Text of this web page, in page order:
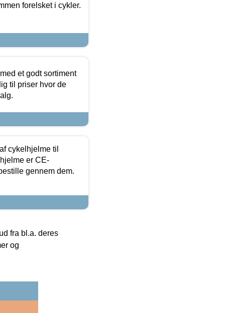
forelsket i cykler.
et godt sortiment
til priser hvor de
cykelhjelme til
er CE-
gennem dem.
fra bl.a. deres
og